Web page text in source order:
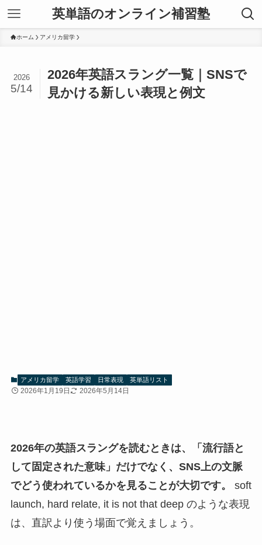
英単語のオンライン補習塾
ホーム アメリカ留学
2026年英語スラング一覧｜SNSで
見かける新しい表現と例文
2026
5/14
アメリカ留学 英語学習 日常表現 英単語リスト
2026年1月19日 2026年5月14日
2026年の英語スラングを読むときは、「流行語と
して固定された意味」だけでなく、SNS上の文脈
でどう使われているかを見ることが大切です。
soft
launch, hard relate, it is not that deep のような表現
は、直訳より使う場面で覚えましょう。